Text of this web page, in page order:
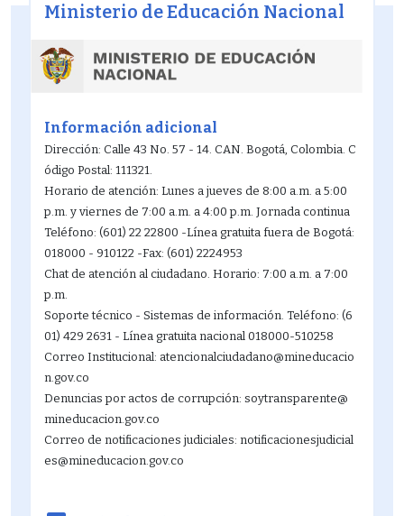
14
16
Ministerio de Educación Nacional
Información adicional
Dirección: Calle 43 No. 57 - 14. CAN. Bogotá, Colombia. C
ódigo Postal: 111321.
Horario de atención: Lunes a jueves de 8:00 a.m. a 5:00
p.m. y viernes de 7:00 a.m. a 4:00 p.m. Jornada continua
Teléfono: (601) 22 22800 -Línea gratuita fuera de Bogotá:
018000 - 910122 -Fax: (601) 2224953
Chat de atención al ciudadano. Horario: 7:00 a.m. a 7:00
p.m.
Soporte técnico - Sistemas de información. Teléfono: (6
01) 429 2631 - Línea gratuita nacional 018000-510258
Correo Institucional: atencionalciudadano@mineducacio
n.gov.co
Denuncias por actos de corrupción: soytransparente@
mineducacion.gov.co
Correo de notificaciones judiciales: notificacionesjudicial
es@mineducacion.gov.co